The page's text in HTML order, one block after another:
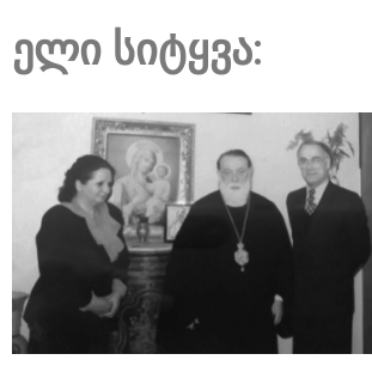
ელი სიტყვა: